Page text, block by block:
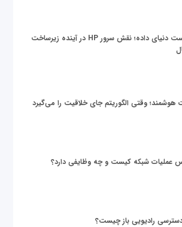
زیر پوست دنیای داده؛ نقش سرور HP در آینده زیرساخت
هوشمند؛ وقتی الگوریتم جای خلاقیت را می‌گیرد
عملیات شبکه کیست و چه وظایفی دارد؟
رادیویی باز چیست؟